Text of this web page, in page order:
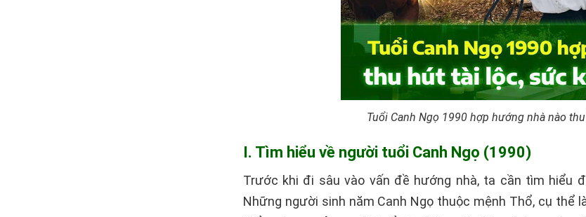
Tuổi Canh Ngọ 1990 hợp hướng nhà nào
I. Tìm hiểu về người tuổi Canh Ngọ (1990)
Trước khi đi sâu vào vấn đề hướng nhà, ta cần tìm hiểu
Những người sinh năm Canh Ngọ thuộc mệnh Thổ, cụ thể